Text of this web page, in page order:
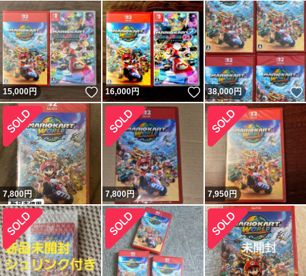
15,000円 いいね！
16,000円 いいね！
38,000円
7,800円 7,800円 7,950円